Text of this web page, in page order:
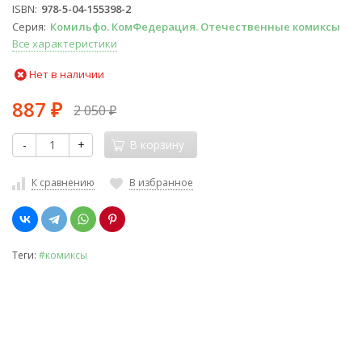
ISBN 978-5-04-155398-2
Серия Комильфо. КомФедерация. Отечественные комиксы
Все характеристики
Нет в наличии
887 ₽ 2 050₽
- + В корзину
К сравнению В избранное
Теги: #комиксы